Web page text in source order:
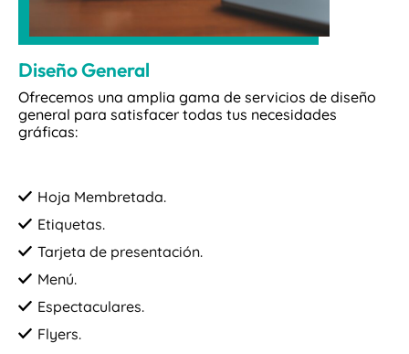
Diseño General
Ofrecemos una amplia gama de servicios de diseño
general para satisfacer todas tus necesidades
gráficas:
Hoja Membretada.
Etiquetas.
Tarjeta de presentación.
Menú.
Espectaculares.
Flyers.